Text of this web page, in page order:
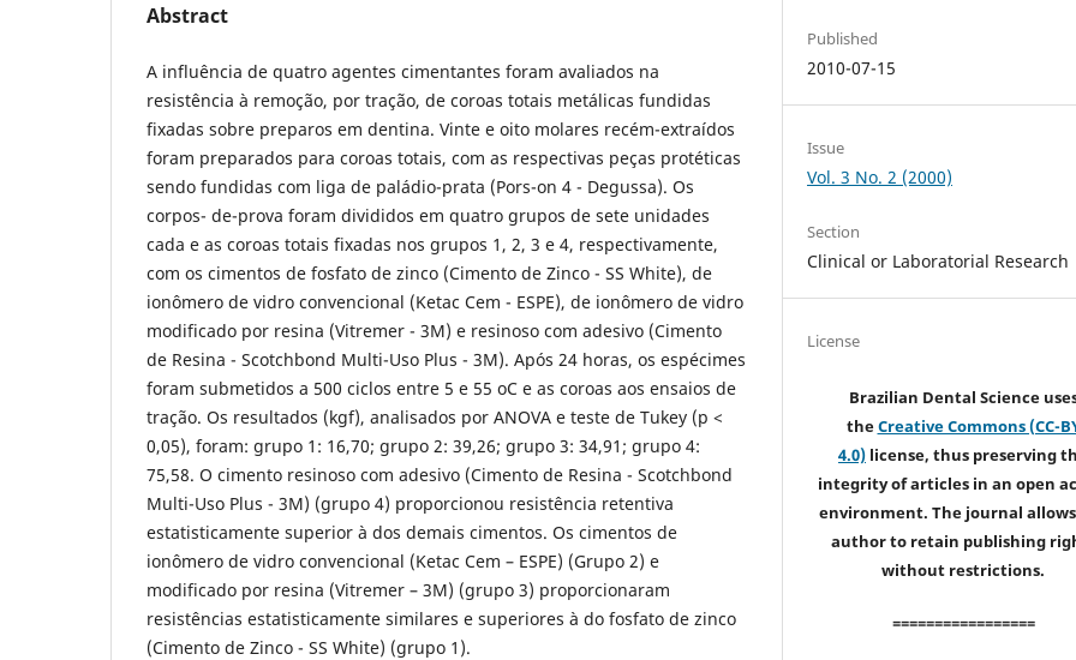
Abstract
A influência de quatro agentes cimentantes foram avaliados na
resistência à remoção, por tração, de coroas totais metálicas fundidas
fixadas sobre preparos em dentina. Vinte e oito molares recém-extraídos
foram preparados para coroas totais, com as respectivas peças protéticas
sendo fundidas com liga de paládio-prata (Pors-on 4 - Degussa). Os
corpos- de-prova foram divididos em quatro grupos de sete unidades
cada e as coroas totais fixadas nos grupos 1, 2, 3 e 4, respectivamente,
com os cimentos de fosfato de zinco (Cimento de Zinco - SS White), de
ionômero de vidro convencional (Ketac Cem - ESPE), de ionômero de vidro
modificado por resina (Vitremer - 3M) e resinoso com adesivo (Cimento
de Resina - Scotchbond Multi-Uso Plus - 3M). Após 24 horas, os espécimes
foram submetidos a 500 ciclos entre 5 e 55 oC e as coroas aos ensaios de
tração. Os resultados (kgf), analisados por ANOVA e teste de Tukey (p <
0,05), foram: grupo 1: 16,70; grupo 2: 39,26; grupo 3: 34,91; grupo 4:
75,58. O cimento resinoso com adesivo (Cimento de Resina - Scotchbond
Multi-Uso Plus - 3M) (grupo 4) proporcionou resistência retentiva
estatisticamente superior à dos demais cimentos. Os cimentos de
ionômero de vidro convencional (Ketac Cem – ESPE) (Grupo 2) e
modificado por resina (Vitremer – 3M) (grupo 3) proporcionaram
resistências estatisticamente similares e superiores à do fosfato de zinco
(Cimento de Zinco - SS White) (grupo 1).
Published
2010-07-15
Issue
Vol. 3 No. 2 (2000)
Section
Clinical or Laboratorial Research
License
Brazilian Dental Science
theCreative Commons (CC-
4.0) license, thus preserving
integrity of articles in an open
environment. The journal
author to retain publishing
without restrictions.
=================